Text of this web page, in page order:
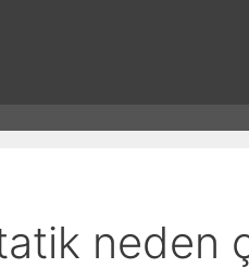
neden